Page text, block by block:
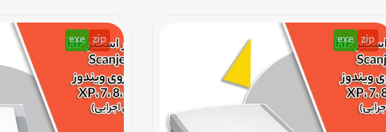
zip
exe
zip
exe